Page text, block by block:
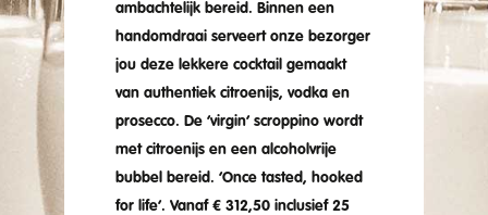
ambachtelijk bereid. Binnen een
handomdraai serveert onze bezorger
jou deze lekkere cocktail gemaakt
van authentiek citroenijs, vodka en
prosecco. De ‘virgin’ scroppino wordt
met citroenijs en een alcoholvrije
bubbel bereid. ‘Once tasted, hooked
for life’. Vanaf € 312,50 inclusief 25